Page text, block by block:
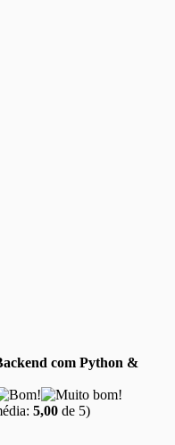
com Python &
5,00 de 5)